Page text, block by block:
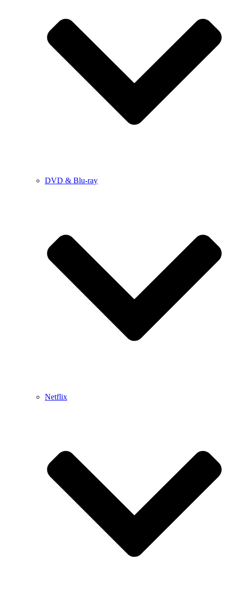
DVD & Blu-ray
Netflix